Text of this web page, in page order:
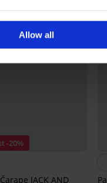
Allow all
-20%
JACK AND